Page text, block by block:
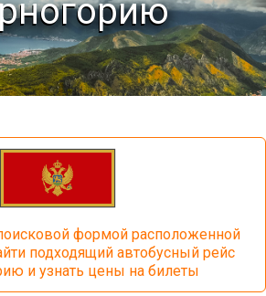
формой расположенной
подходящий автобусный рейс
и узнать цены на билеты